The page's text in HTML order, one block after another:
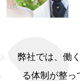
弊社では、働
る体制が整っ